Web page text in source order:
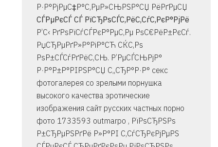
Р·Р°РјРµС‡Р°С‚РµР»СЊРЅР°СЏ РёРґРµСЏ
СЃРµРєСЃ СЃ РїСЂРѕСЃС‚РёС‚СѓС‚РєР°РјРё
Р’С‹ РґРѕРїСѓСЃРєР°РµС‚Рµ РѕС€РёР±РєСѓ.
РџСЂРµРґР»Р°РіР°СЋ СЌС‚Рѕ
РѕР±СЃСѓРґРёС‚СЊ. Р’РµСЃСЊРјР°
Р·Р°Р±Р°РІРЅР°СЏ С„СЂР°Р·Р° секс
фотогалерея со зрелыми порнушка
высокого качества эротические
изображения сайт русских частных порно
фото 1733593 outmarpo , РїРѕСЂРЅРѕ
Р±СЂРµРЅРґРё Р»Р°РІ С‚СѓСЂРєРјРµРЅ